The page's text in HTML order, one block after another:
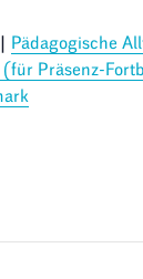
| Pädagogische
(für Präsenz-